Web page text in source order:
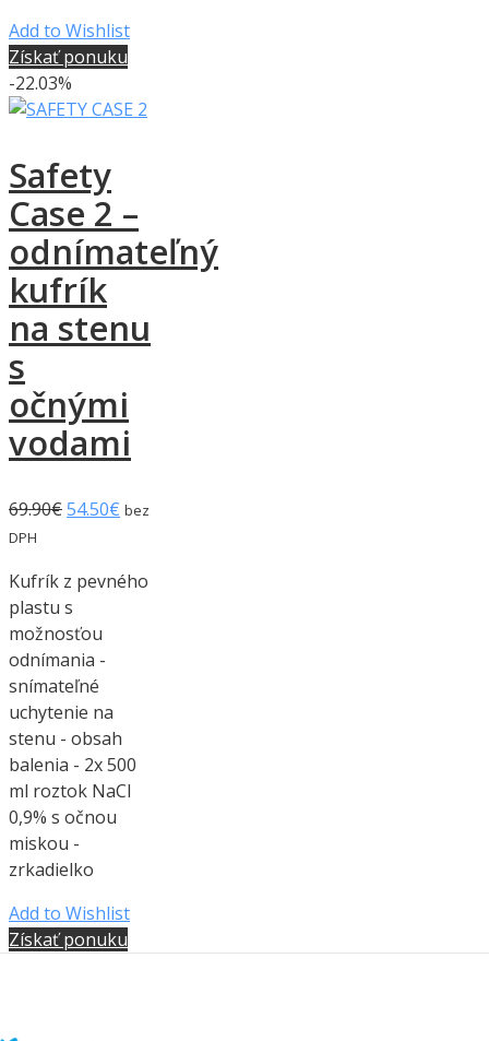
Add to Wishlist
Získať ponuku
-22.03%
Safety
Case 2 –
odnímateľný
kufrík
na stenu
s
očnými
vodami
69.90€54.50€ bez
DPH
Kufrík z pevného
plastu s
možnosťou
odnímania -
snímateľné
uchytenie na
stenu - obsah
balenia - 2x 500
ml roztok NaCl
0,9% s očnou
miskou -
zrkadielko
Add to Wishlist
Získať ponuku